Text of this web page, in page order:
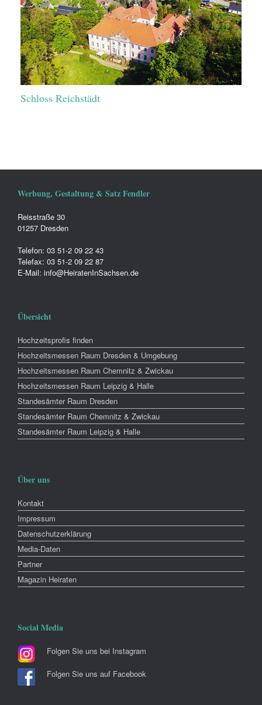
Schloss Reichstädt
Werbung, Gestaltung & Satz Fendler
Reisstraße 30
01257 Dresden
Telefon: 03 51-2 09 22 43
Telefax: 03 51-2 09 22 87
E-Mail: info@HeiratenInSachsen.de
Übersicht
Hochzeitsprofis finden
Hochzeitsmessen Raum Dresden & Umgebung
Hochzeitsmessen Raum Chemnitz & Zwickau
Hochzeitsmessen Raum Leipzig & Halle
Standesämter Raum Dresden
Standesämter Raum Chemnitz & Zwickau
Standesämter Raum Leipzig & Halle
Über uns
Kontakt
Impressum
Datenschutzerklärung
Media-Daten
Partner
Magazin Heiraten
Social Media
Folgen Sie uns bei Instagram
Folgen Sie uns auf Facebook